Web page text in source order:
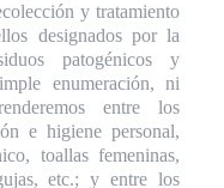
y tratamiento
designados por la
patogénicos y
enumeración, ni
entre los
e higiene personal,
toallas femeninas,
etc.; y entre los